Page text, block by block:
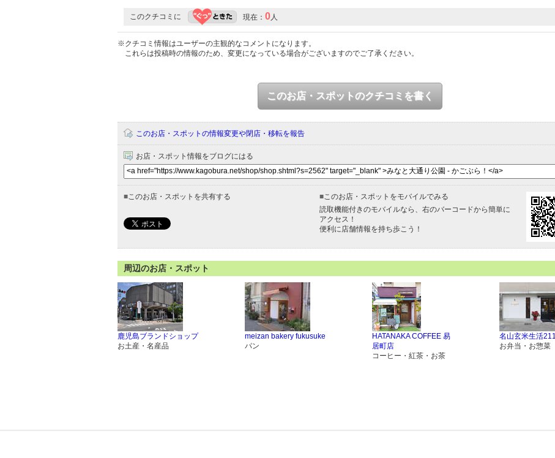
このクチコミに 現在： 0 人
※クチコミ情報はユーザーの主観的なコメントになります。
これらは投稿時の情報のため、変更になっている場合がございますのでご了承ください。
このお店・スポットのクチコミを書く
このお店・スポットの情報変更や閉店・移転を報告
お店・スポット情報をブログにはる
■ このお店・スポットを共有する ■ このお店・スポットをモバイルでみる
読取機能付きのモバイルなら、右のバーコードから簡単に
アクセス！
便利に店舗情報を持ち歩こう！
周辺のお店・スポット
鹿児島ブランドショップ
お土産・名産品
meizan bakery fukusuke
パン
HATANAKA COFFEE 易
居町店
コーヒー・紅茶・お茶
名山玄米生活211
お弁当・お惣菜